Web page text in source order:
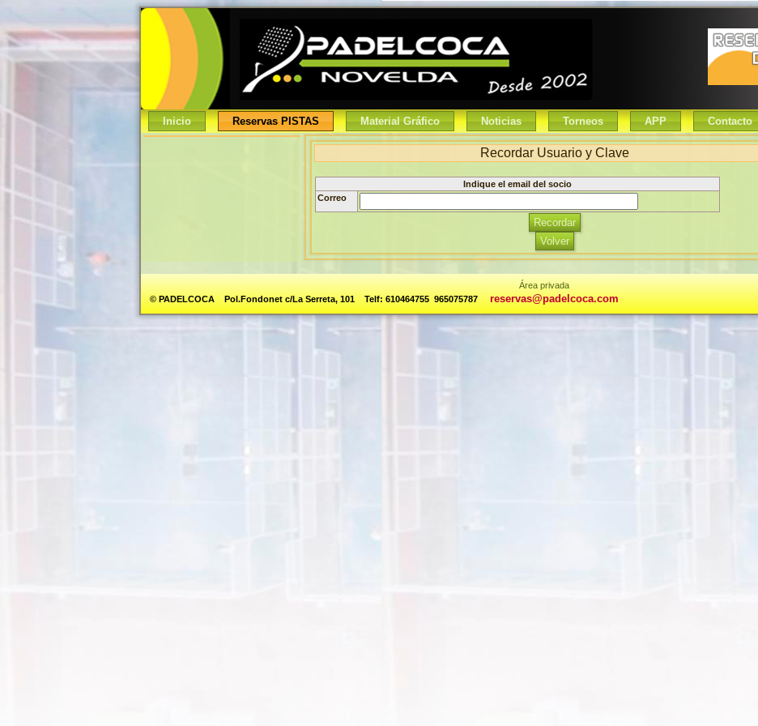
Inicio Reservas PISTAS Material Gráfico Noticias Torneos APP Contacto
Recordar Usuario y Clave
Indique el email del socio
Correo
Volver
Área privada
© PADELCOCA Pol.Fondonet c/La Serreta, 101 Telf: 610464755 ­965075787 reservas@padelcoca.com